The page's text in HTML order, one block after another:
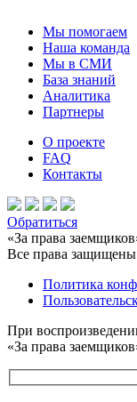
Мы помогаем
Наша команда
Мы в СМИ
База знаний
Аналитика
Партнеры
О проекте
FAQ
Контакты
Обратиться
«За права
Все права защищены
Политика
При
«За права